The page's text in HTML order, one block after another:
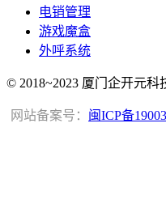
电销管理
游戏魔盒
外呼系统
© 2018~2023 厦门企开元科
网站备案号： 闽ICP备